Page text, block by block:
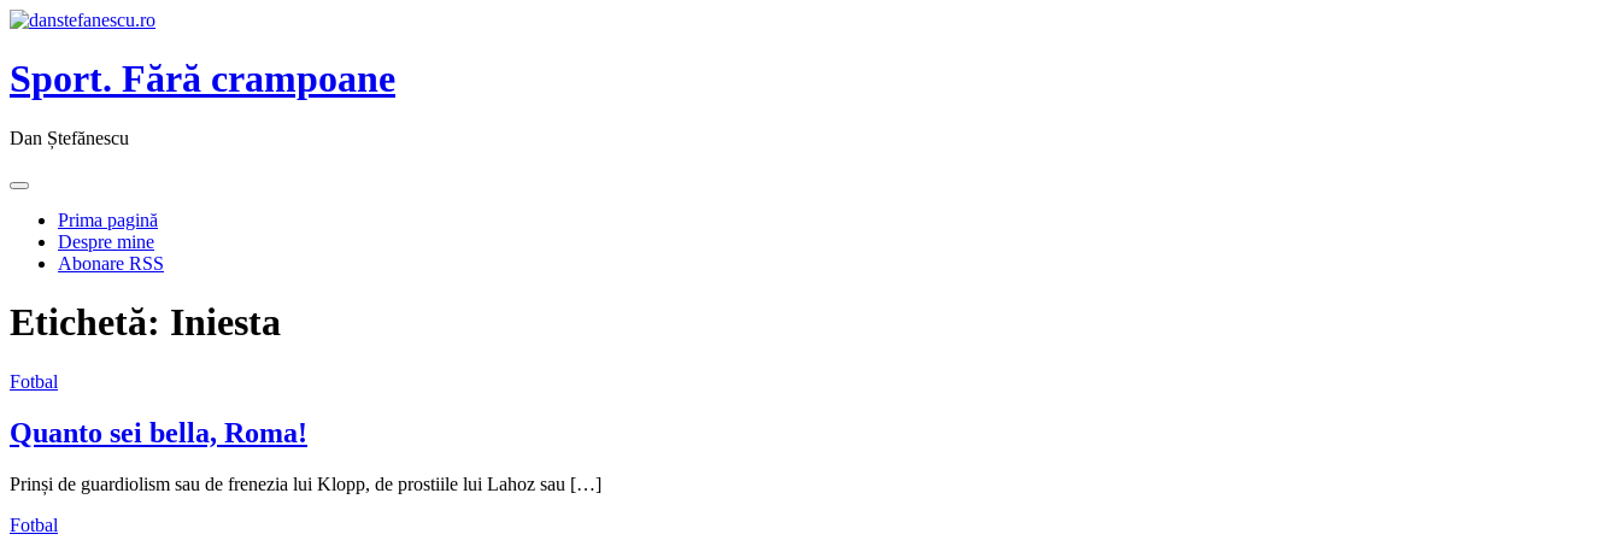
Sport. Fără crampoane
Dan Ștefănescu
Prima pagină
Despre mine
Abonare RSS
Etichetă: Iniesta
Fotbal
Quanto sei bella, Roma!
Prinși de guardiolism sau de frenezia lui Klopp, de prostiile lui Lahoz sau […]
Fotbal